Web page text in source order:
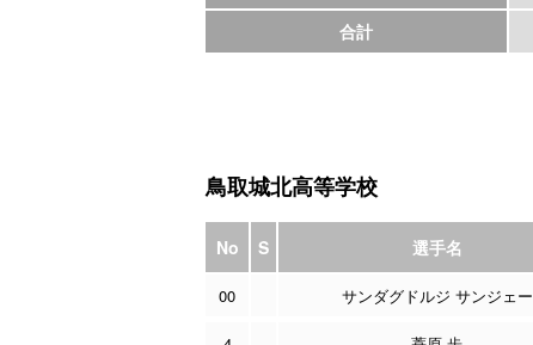
合計
鳥取城北高等学校
No S 選手名
00 サンダグドルジ サンジェー